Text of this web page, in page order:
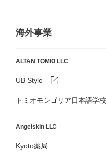
海外事業
ALTAN TOMIO LLC
UB Style
トミオモンゴリア日本語学校
Angelskin LLC
Kyoto薬局